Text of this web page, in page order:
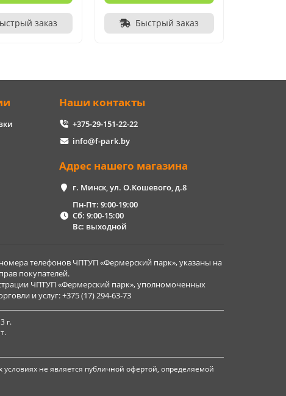
заказ Быстрый заказ
Наши контакты
+375-29-151-22-22
info@f-park.by
Адрес нашего магазина
г. Минск, ул. О.Кошевого, д.8
Пн-Пт: 9:00-19:00
Сб: 9:00-15:00
Вс: выходной
телефонов ЧПТУП «Фермерский парк», указаны на
покупателей.
ЧПТУП «Фермерский парк», уполномоченных
и услуг: +375 (17) 294-63-73
г.
не является публичной офертой, определяемой